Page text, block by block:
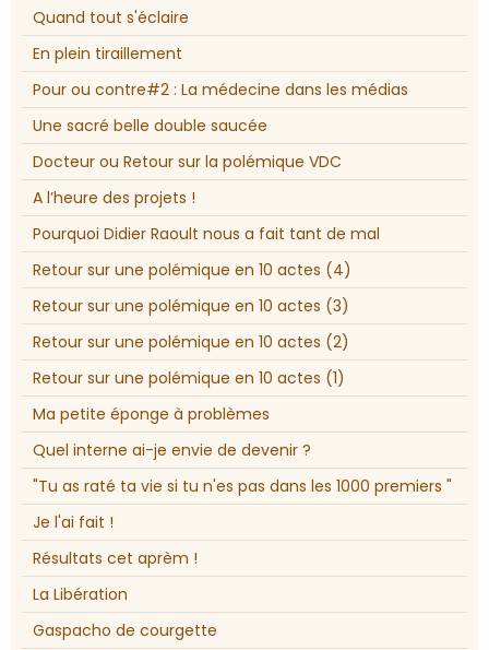
Quand tout s'éclaire
En plein tiraillement
Pour ou contre#2 : La médecine dans les médias
Une sacré belle double saucée
Docteur ou Retour sur la polémique VDC
A l’heure des projets !
Pourquoi Didier Raoult nous a fait tant de mal
Retour sur une polémique en 10 actes (4)
Retour sur une polémique en 10 actes (3)
Retour sur une polémique en 10 actes (2)
Retour sur une polémique en 10 actes (1)
Ma petite éponge à problèmes
Quel interne ai-je envie de devenir ?
"Tu as raté ta vie si tu n'es pas dans les 1000 premiers "
Je l'ai fait !
Résultats cet aprèm !
La Libération
Gaspacho de courgette